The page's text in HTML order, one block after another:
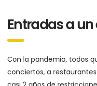
Entradas a
Con la pandemia, todos
conciertos, a